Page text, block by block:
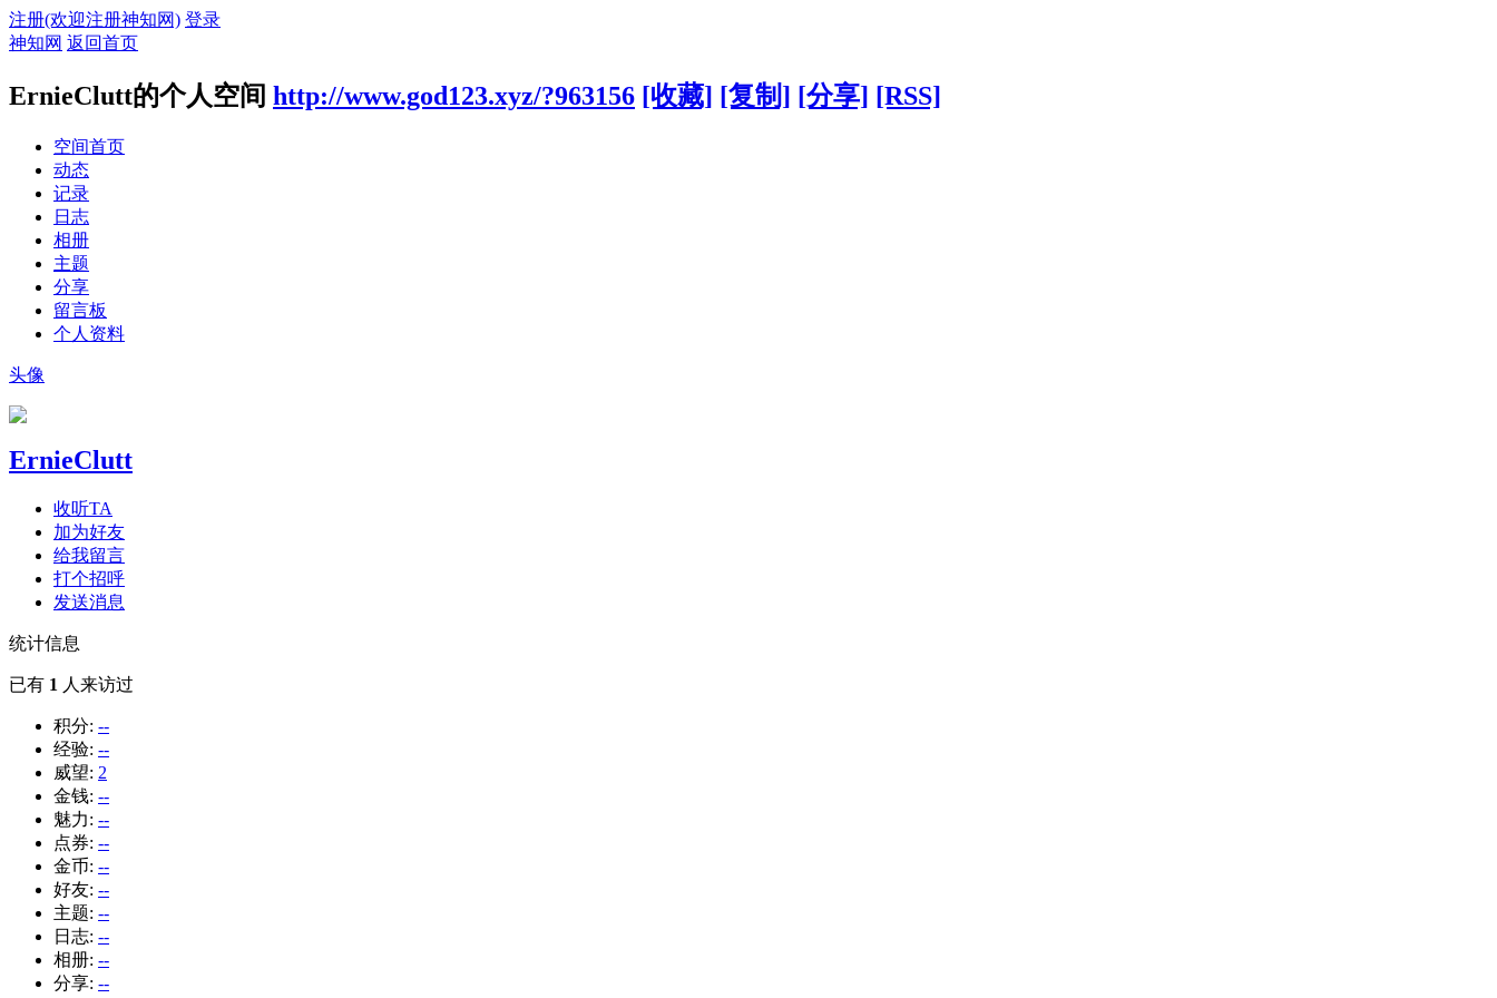
注册(欢迎注册神知网) 登录
神知网 返回首页
ErnieClutt的个人空间 http://www.god123.xyz/?963156 [收藏] [复制] [分享] [RSS]
空间首页
动态
记录
日志
相册
主题
分享
留言板
个人资料
头像
ErnieClutt
收听TA
加为好友
给我留言
打个招呼
发送消息
统计信息
已有 1 人来访过
积分: --
经验: --
威望: 2
金钱: --
魅力: --
点券: --
金币: --
好友: --
主题: --
日志: --
相册: --
分享: --